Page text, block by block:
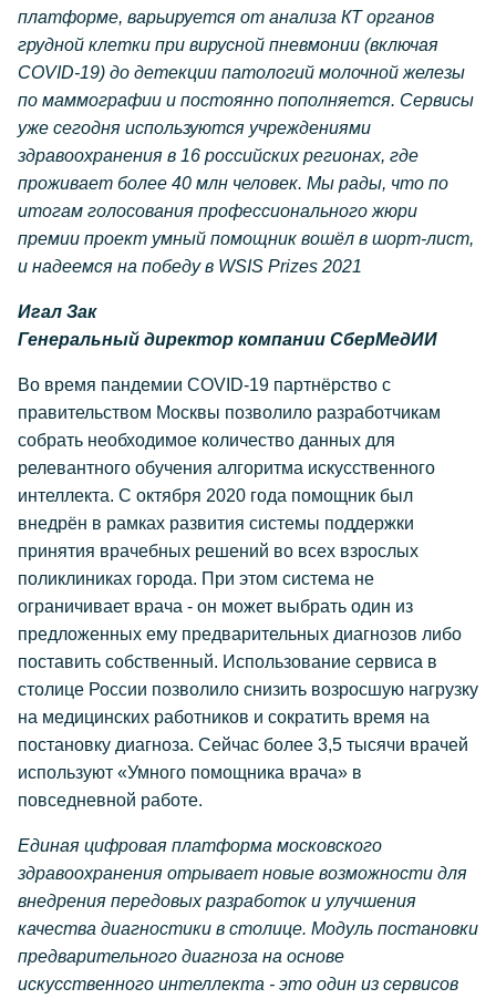
платформе, варьируется от анализа КТ органов
грудной клетки при вирусной пневмонии (включая
COVID-19) до детекции патологий молочной железы
по маммографии и постоянно пополняется. Сервисы
уже сегодня используются учреждениями
здравоохранения в 16 российских регионах, где
проживает более 40 млн человек. Мы рады, что по
итогам голосования профессионального жюри
премии проект умный помощник вошёл в шорт-лист,
и надеемся на победу в WSIS Prizes 2021
Игал Зак
Генеральный директор компании СберМедИИ
Во время пандемии COVID-19 партнёрство с
правительством Москвы позволило разработчикам
собрать необходимое количество данных для
релевантного обучения алгоритма искусственного
интеллекта. С октября 2020 года помощник был
внедрён в рамках развития системы поддержки
принятия врачебных решений во всех взрослых
поликлиниках города. При этом система не
ограничивает врача - он может выбрать один из
предложенных ему предварительных диагнозов либо
поставить собственный. Использование сервиса в
столице России позволило снизить возросшую нагрузку
на медицинских работников и сократить время на
постановку диагноза. Сейчас более 3,5 тысячи врачей
используют «Умного помощника врача» в
повседневной работе.
Единая цифровая платформа московского
здравоохранения отрывает новые возможности для
внедрения передовых разработок и улучшения
качества диагностики в столице. Модуль постановки
предварительного диагноза на основе
искусственного интеллекта - это один из сервисов